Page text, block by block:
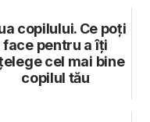
copilului. Ce poți
face pentru a îți
cel mai bine
copilul tău